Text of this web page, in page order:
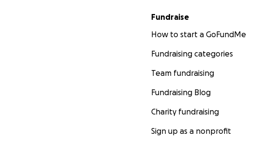
Fundraise
How to start a GoFundMe
Fundraising categories
Team fundraising
Fundraising Blog
Charity fundraising
Sign up as a nonprofit